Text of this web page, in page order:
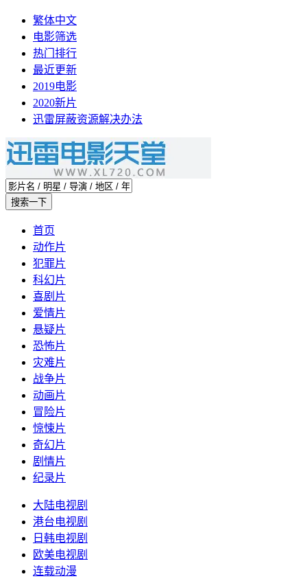
繁体中文
电影筛选
热门排行
最近更新
2019电影
2020新片
迅雷屏蔽资源解决办法
首页
动作片
犯罪片
科幻片
喜剧片
爱情片
悬疑片
恐怖片
灾难片
战争片
动画片
冒险片
惊悚片
奇幻片
剧情片
纪录片
大陆电视剧
港台电视剧
日韩电视剧
欧美电视剧
连载动漫